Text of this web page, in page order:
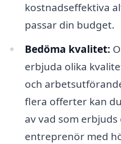
kostnadseffektiva
passar din budget.
Bedöma kvalitet:
erbjuda olika
och
flera offerter kan
av vad som erbjuds
entreprenör med